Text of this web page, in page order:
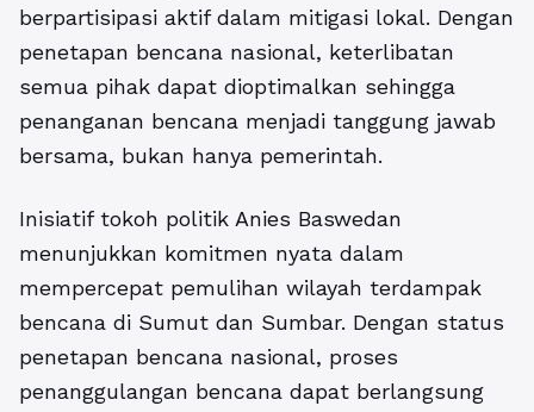
berpartisipasi aktif dalam mitigasi lokal. Dengan
penetapan bencana nasional, keterlibatan
semua pihak dapat dioptimalkan sehingga
penanganan bencana menjadi tanggung jawab
bersama, bukan hanya pemerintah.
Inisiatif tokoh politik Anies Baswedan
menunjukkan komitmen nyata dalam
mempercepat pemulihan wilayah terdampak
bencana di Sumut dan Sumbar. Dengan status
penetapan bencana nasional, proses
penanggulangan bencana dapat berlangsung